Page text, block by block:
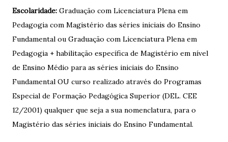
Escolaridade: Graduação com Licenciatura Plena em
Pedagogia com Magistério das séries iniciais do Ensino
Fundamental ou Graduação com Licenciatura Plena em
Pedagogia + habilitação específica de Magistério em nível
de Ensino Médio para as séries iniciais do Ensino
Fundamental OU curso realizado através do Programas
Especial de Formação Pedagógica Superior (DEL. CEE
12/2001) qualquer que seja a sua nomenclatura, para o
Magistério das séries iniciais do Ensino Fundamental.